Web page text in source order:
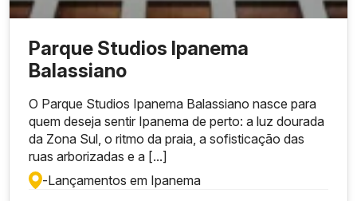
Parque Studios Ipanema
Balassiano
O Parque Studios Ipanema Balassiano nasce para
quem deseja sentir Ipanema de perto: a luz dourada
da Zona Sul, o ritmo da praia, a sofisticação das
ruas arborizadas e a [...]
-Lançamentos em Ipanema